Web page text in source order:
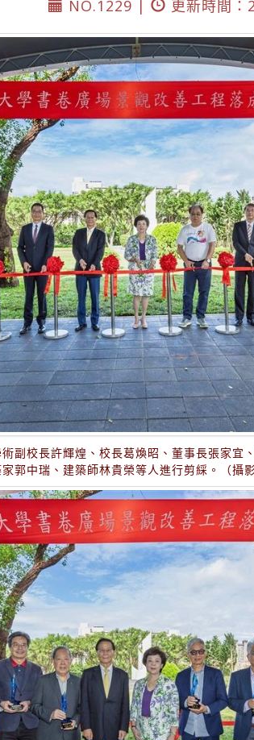
NO.1229 |
更新時間
副校長許輝煌、校長葛煥昭、董事長張家宜
郭中瑞、建築師林貴榮等人進行剪綵。（攝影